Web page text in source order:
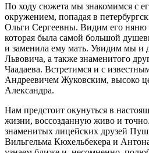
По ходу сюжета мы знакомимся с
окружением, попадая в
Ольги Сергеевны. Видим его
которая была самой большой
и заменила ему мать. Увидим мы
Львовича, а также знаменитого
Чаадаева. Встретимся и с
Андреевичем Жуковским, высоко
Александра.
Нам предстоит окунуться в
жизни, воссозданную живо и
знаменитых лицейских друзей
Вильгельма Кюхельбекера и